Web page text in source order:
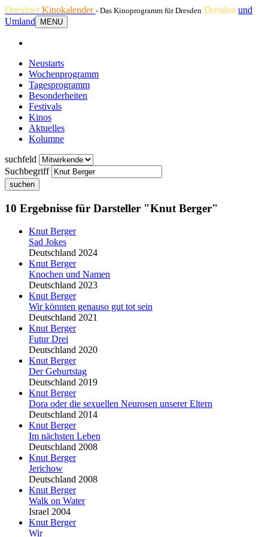
DresdnerKinokalender - Das Kinoprogramm für Dresden Dresden und
Umland
MENU
Neustarts
Wochenprogramm
Tagesprogramm
Besonderheiten
Festivals
Kinos
Aktuelles
Kolumne
suchfeld
Suchbegriff
suchen
10 Ergebnisse für Darsteller "Knut Berger"
Knut Berger
Sad Jokes
Deutschland 2024
Knut Berger
Knochen und Namen
Deutschland 2023
Knut Berger
Wir könnten genauso gut tot sein
Deutschland 2021
Knut Berger
Futur Drei
Deutschland 2020
Knut Berger
Der Geburtstag
Deutschland 2019
Knut Berger
Dora oder die sexuellen Neurosen unserer Eltern
Deutschland 2014
Knut Berger
Im nächsten Leben
Deutschland 2008
Knut Berger
Jerichow
Deutschland 2008
Knut Berger
Walk on Water
Israel 2004
Knut Berger
Wir